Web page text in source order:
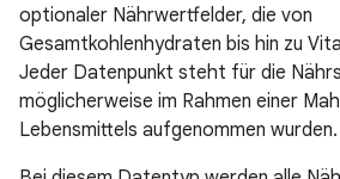
optionaler Nährwertfelder, die von
Gesamtkohlenhydraten bis hin zu
Jeder Datenpunkt steht für die
möglicherweise im Rahmen einer
Lebensmittels aufgenommen wurden.